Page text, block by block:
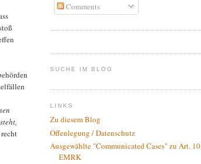
Comments
SUCHE IM BLOG
LINKS
Zu diesem Blog
Offenlegung / Datenschutz
Ausgewählte "Communicated Cases" zu Art. 10
EMRK